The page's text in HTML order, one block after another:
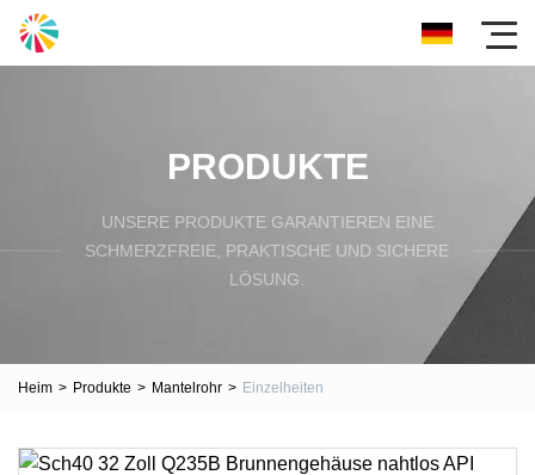
PRODUKTE
UNSERE PRODUKTE GARANTIEREN EINE
SCHMERZFREIE, PRAKTISCHE UND SICHERE
LÖSUNG.
Heim > Produkte > Mantelrohr > Einzelheiten